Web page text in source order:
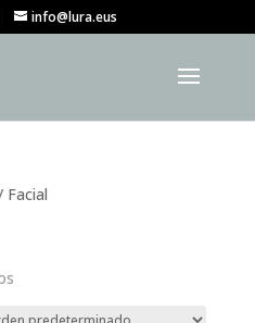
info@lura.eus
Facial